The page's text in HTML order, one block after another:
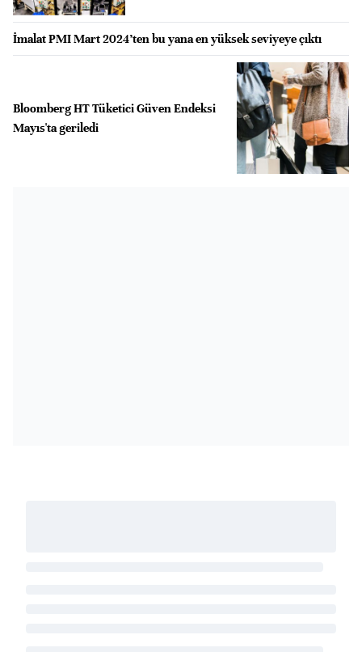
İmalat PMI Mart 2024’ten bu yana en yüksek seviyeye çıktı
Bloomberg HT Tüketici Güven Endeksi
Mayıs'ta geriledi